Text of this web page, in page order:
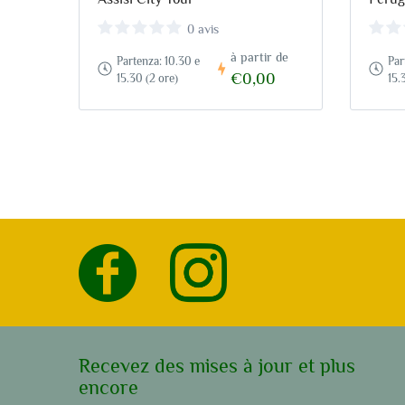
0 avis
Partenza: 10.30 e
15.30 (2 ore)
à partir de
€0,00
Recevez des mises à jour et plus
encore